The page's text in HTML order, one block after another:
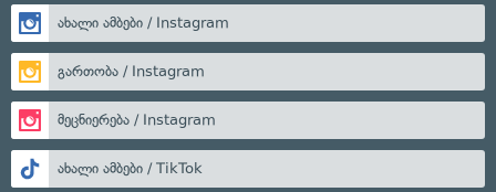
ახალი ამბები / Instagram
გართობა / Instagram
მეცნიერება / Instagram
ახალი ამბები / TikTok